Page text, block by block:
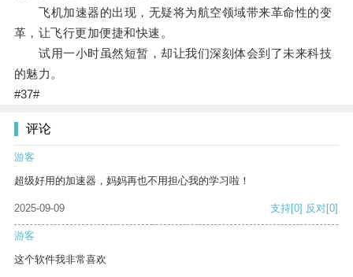
飞机加速器的出现，无疑将为航空领域带来革命性的变
革，让飞行更加便捷和快速。
试用一小时虽然短暂，却让我们深刻体会到了未来科技
的魅力。
#37#
评论
游客
超级好用的加速器，妈妈再也不用担心我的学习啦！
2025-09-09 支持[0] 反对[0]
游客
这个软件我非常喜欢